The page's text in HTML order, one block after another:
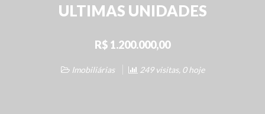
ULTIMAS UNIDADES
R$ 1.200.000,00
Imobiliárias 249 visitas, 0 hoje